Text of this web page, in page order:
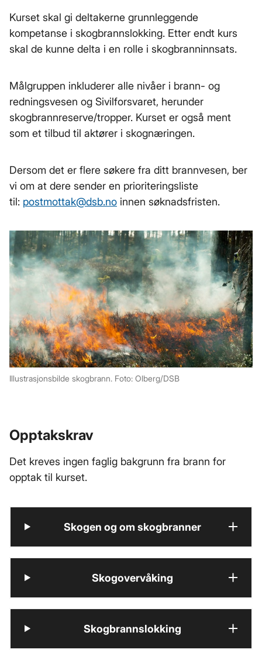
Kurset skal gi deltakerne grunnleggende
kompetanse i skogbrannslokking. Etter endt kurs
skal de kunne delta i en rolle i skogbranninnsats.
Målgruppen inkluderer alle nivåer i brann- og
redningsvesen og Sivilforsvaret, herunder
skogbrannreserve/tropper. Kurset er også ment
som et tilbud til aktører i skognæringen.
Dersom det er flere søkere fra ditt brannvesen, ber
vi om at dere sender en prioriteringsliste
til: postmottak­@dsb.no innen søknadsfristen.
Illustrasjonsbilde skogbrann. Foto: Olberg/DSB
Opptakskrav
Det kreves ingen faglig bakgrunn fra brann for
opptak til kurset.
Skogen og om skogbranner
Skogovervåking
Skogbrannslokking